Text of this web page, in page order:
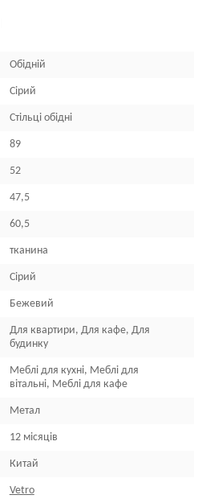
Обідній
Сірий
Стільці обідні
89
52
47,5
60,5
тканина
Сірий
Бежевий
Для квартири, Для кафе, Для
будинку
Меблі для кухні, Меблі для
вітальні, Меблі для кафе
Метал
12 місяців
Китай
Vetro